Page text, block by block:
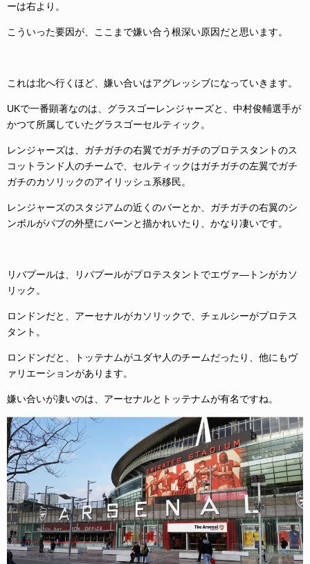
ーは右より。
こういった要因が、ここまで嫌い合う根深い原因だと思います。
これは北へ行くほど、嫌い合いはアグレッシブになっていきます。
UKで一番顕著なのは、グラスゴーレンジャーズと、中村俊輔選手が
かつて所属していたグラスゴーセルティック。
レンジャーズは、ガチガチの右翼でガチガチのプロテスタントのス
コットランド人のチームで、セルティックはガチガチの左翼でガチ
ガチのカソリックのアイリッシュ系移民。
レンジャーズのスタジアムの近くのバーとか、ガチガチの右翼のシ
ンボルがパブの外壁にバーンと描かれいたり、かなり凄いです。
リバプールは、リバプールがプロテスタントでエヴァ―トンがカソ
リック。
ロンドンだと、アーセナルがカソリックで、チェルシーがプロテス
タント。
ロンドンだと、トッテナムがユダヤ人のチームだったり、他にもヴ
ァリエーションがあります。
嫌い合いが凄いのは、アーセナルとトッテナムが有名ですね。